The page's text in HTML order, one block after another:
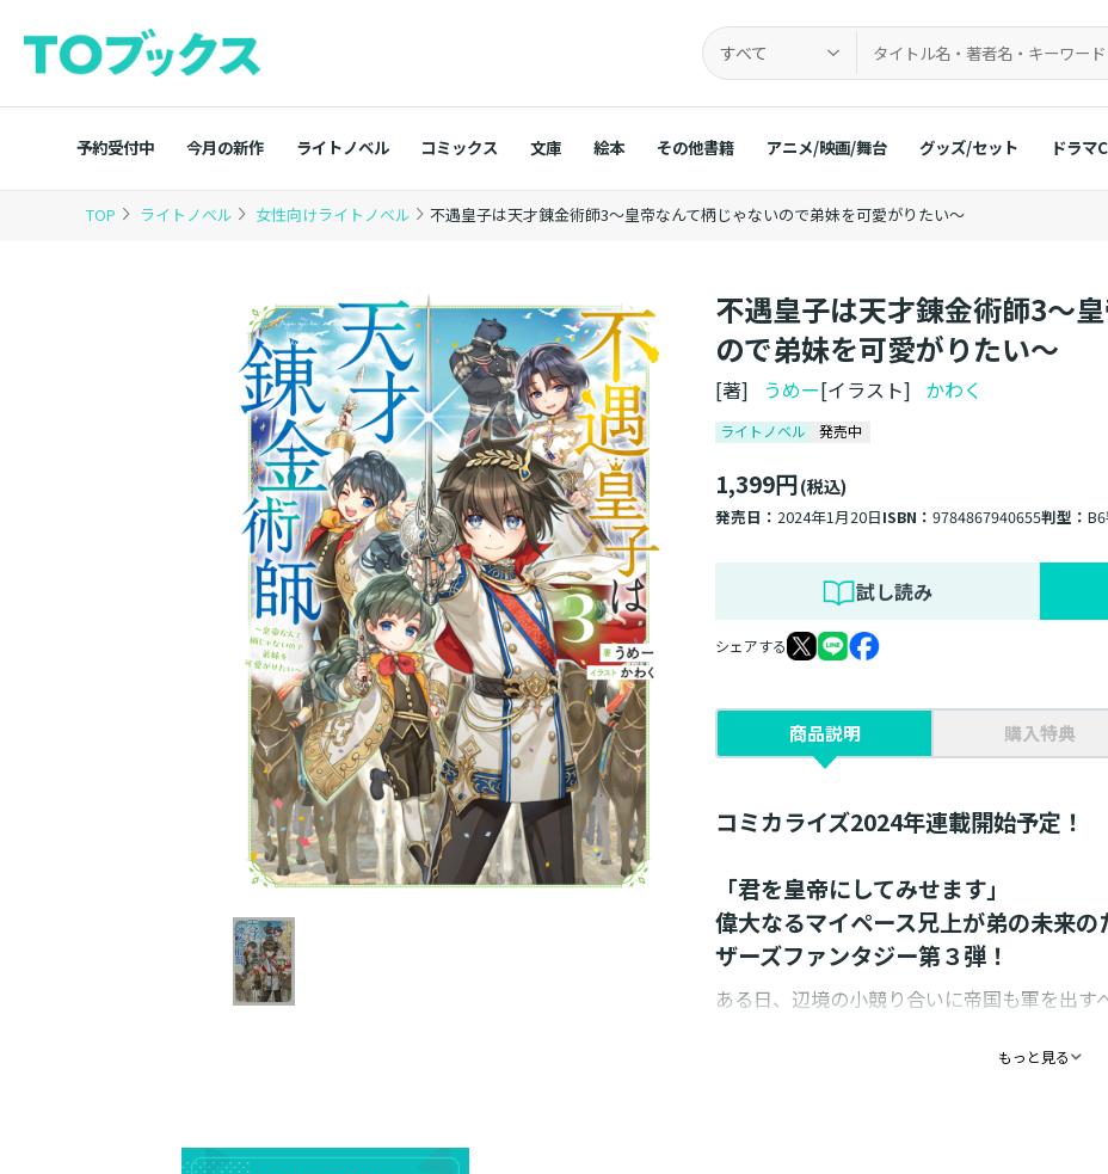
すべて
予約受付中 今月の新作 ライトノベル コミックス 文庫 絵本 その他書籍 アニメ/映画/舞台 グッズ/セット ドラマ
TOP ライトノベル 女性向けライトノベル 不遇皇子は天才錬金術師3～皇帝なんて柄じゃないので弟妹を可愛がりたい～
不遇皇子は天才錬金術師3～
ので弟妹を可愛がりたい～
[著] うめー[イラスト] かわく
ライトノベル 発売中
1,399円(税込)
発売日：2024年1月20日ISBN：9784867940655判型：
試し読み
シェアする
商品説明 購入特典
コミカライズ2024年連載開始予定！
「君を皇帝にしてみせます」
偉大なるマイペース兄上が弟の未来
ザーズファンタジー第３弾！
ある日、辺境の小競り合いに帝国も軍を出す
は──公爵達にとって邪魔者なアーシャ。
もっと見る